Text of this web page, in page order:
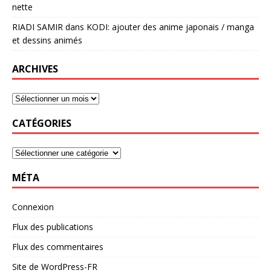
nette
RIADI SAMIR dans KODI: ajouter des anime japonais / manga
et dessins animés
ARCHIVES
CATÉGORIES
MÉTA
Connexion
Flux des publications
Flux des commentaires
Site de WordPress-FR